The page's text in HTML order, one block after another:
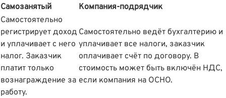
Самозанятый
Компания-подрядчик
Самостоятельно
регистрирует доход
и уплачивает с него
налог. Заказчик
платит только
вознаграждение за
работу.
Самостоятельно ведёт бухгалтерию и
уплачивает все налоги, заказчик
оплачивает счёт по договору. В
стоимость может быть включён НДС,
если компания на ОСНО.